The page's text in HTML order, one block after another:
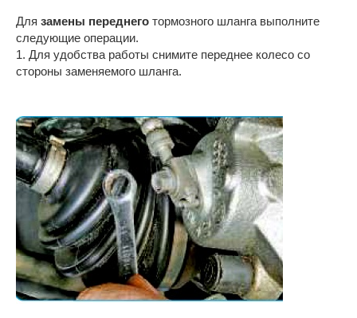
Для замены переднего тормозного шланга выполните
следующие операции.
1. Для удобства работы снимите переднее колесо со
стороны заменяемого шланга.